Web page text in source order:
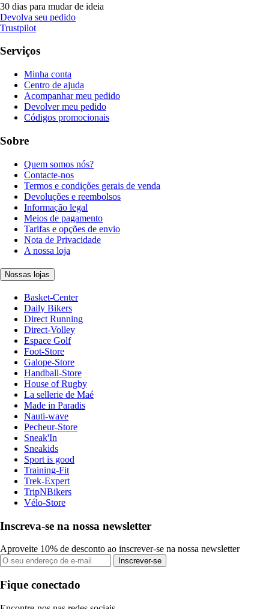
30 dias para mudar de ideia
Devolva seu pedido
Trustpilot
Serviços
Minha conta
Centro de ajuda
Acompanhar meu pedido
Devolver meu pedido
Códigos promocionais
Sobre
Quem somos nós?
Contacte-nos
Termos e condições gerais de venda
Devoluções e reembolsos
Informação legal
Meios de pagamento
Tarifas e opções de envio
Nota de Privacidade
A nossa loja
Nossas lojas
Basket-Center
Daily Bikers
Direct Running
Direct-Volley
Espace Golf
Foot-Store
Galope-Store
Handball-Store
House of Rugby
La sellerie de Maé
Made in Paradis
Nauti-wave
Pecheur-Store
Sneak'In
Sneakids
Sport is good
Training-Fit
Trek-Expert
TripNBikers
Vélo-Store
Inscreva-se na nossa newsletter
Aproveite 10% de desconto ao inscrever-se na nossa newsletter
Inscrever-se
Fique conectado